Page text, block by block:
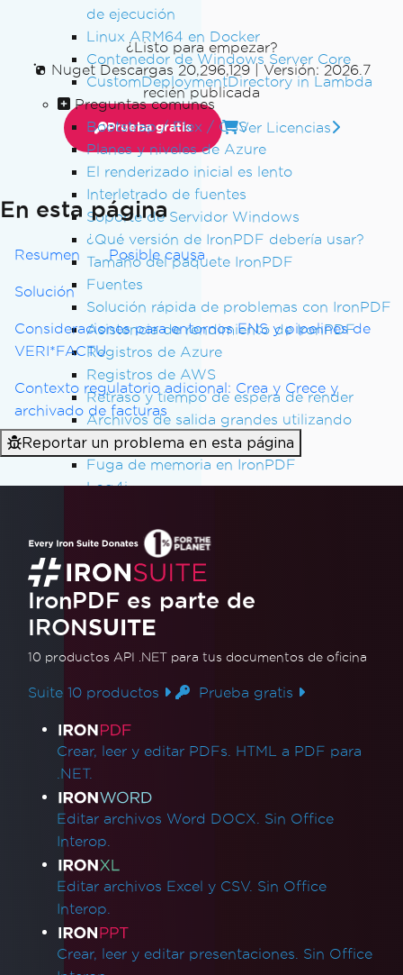
de ejecución
Linux ARM64 en Docker
Contenedor de Windows Server Core
CustomDeploymentDirectory in Lambda
Preguntas comunes
Bootstrap / Flex / CSS
Planes y niveles de Azure
El renderizado inicial es lento
Interletrado de fuentes
Soporte de Servidor Windows
¿Qué versión de IronPDF debería usar?
Tamaño del paquete IronPDF
Fuentes
Solución rápida de problemas con IronPDF
Asistencia de rendimiento de IronPDF
Registros de Azure
Registros de AWS
Retraso y tiempo de espera de render
Archivos de salida grandes utilizando
ImageToPDF
Fuga de memoria en IronPDF
Log4j
IronPDF - Seguridad CVE
Declaración 'using' de IronPDF
IronPDF - los hipervínculos _blank en un
PDF se abren en la misma pestaña del
navegador
IronPdf.Linux
El PDF difiere de la vista previa de
impresión de Chrome
Incompatibilidad de ensamblaje después de
la actualización de versión
Redimensionar, extender, transformar
Mezcla de versiones de productos Iron
WCAG y PDF/UA
Saltos de Página CSS
Rendimiento de UpdatedChrome
MaxHeight en encabezados y pies de página
Gasto de renderizado HTML
¿Listo para empezar?
Nuget Descargas 20,296,129
Versión: 2026.7
recién publicada
Prueba gratis Ver Licencias
En esta página
Resumen Posible causa
Solución
Consideraciones para entornos ENS y pipelines de
VERI*FACTU
Contexto regulatorio adicional: Crea y Crece y
archivado de facturas
Reportar un problema en esta página
IronPDF es parte de
IRONSUITE
10 productos API .NET para tus documentos de oficina
Suite 10 productos Prueba gratis
Enlaces de productos
Crear, leer y editar PDFs. HTML a PDF para
.NET.
Editar archivos Word DOCX. Sin Office
Interop.
Editar archivos Excel y CSV. Sin Office
Interop.
Crear, leer y editar presentaciones. Sin Office